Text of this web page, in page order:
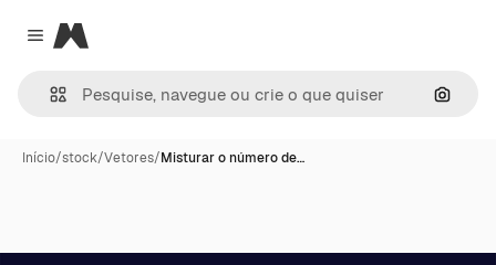
Close menu
Magnific
Início/stock/Vetores/Misturar o número de…